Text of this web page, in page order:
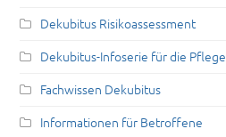
Dekubitus Risikoassessment
Dekubitus-Infoserie für die Pflege
Fachwissen Dekubitus
Informationen für Betroffene